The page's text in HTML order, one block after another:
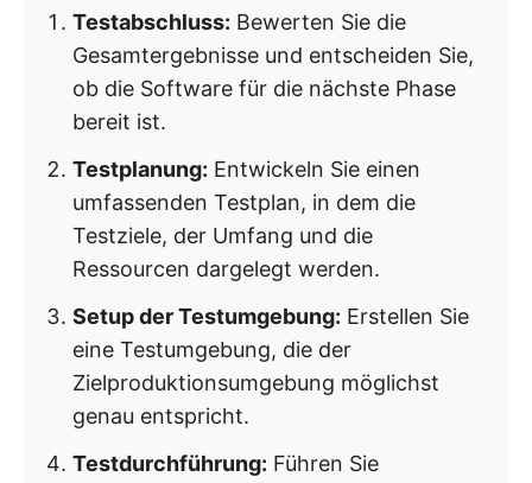
Testabschluss: Bewerten Sie die
Gesamtergebnisse und entscheiden Sie,
ob die Software für die nächste Phase
bereit ist.
Testplanung: Entwickeln Sie einen
umfassenden Testplan, in dem die
Testziele, der Umfang und die
Ressourcen dargelegt werden.
Setup der Testumgebung: Erstellen Sie
eine Testumgebung, die der
Zielproduktionsumgebung möglichst
genau entspricht.
Testdurchführung: Führen Sie